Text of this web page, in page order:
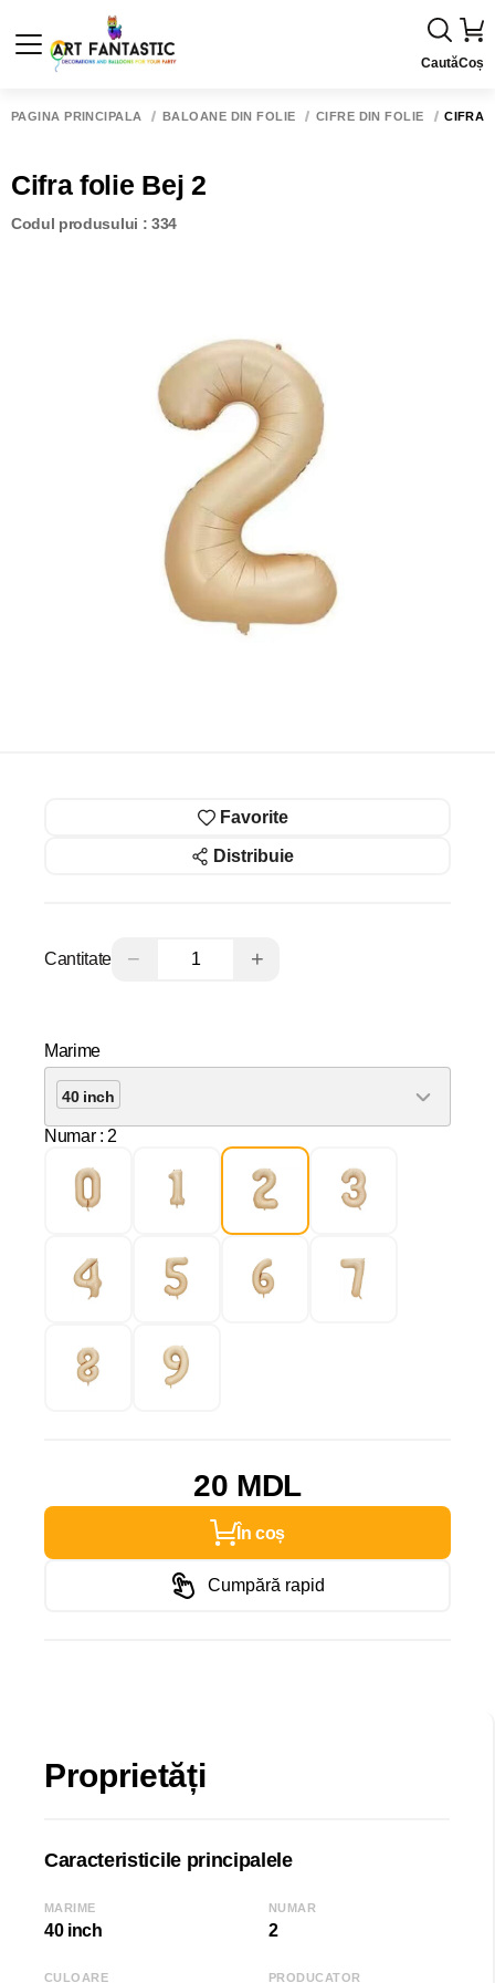
CautăCoș
PAGINA PRINCIPALĂ BALOANE DIN FOLIE CIFRE DIN FOLIE CIFRA
Cifra folie Bej 2
Codul produsului : 334
Favorite
Distribuie
Cantitate − +
Marime
40 inch
Numar : 2
20 MDL
În coș
Cumpără rapid
Proprietăți
Caracteristicile principalele
MARIME
40 inch
NUMAR
2
CULOARE PRODUCATOR